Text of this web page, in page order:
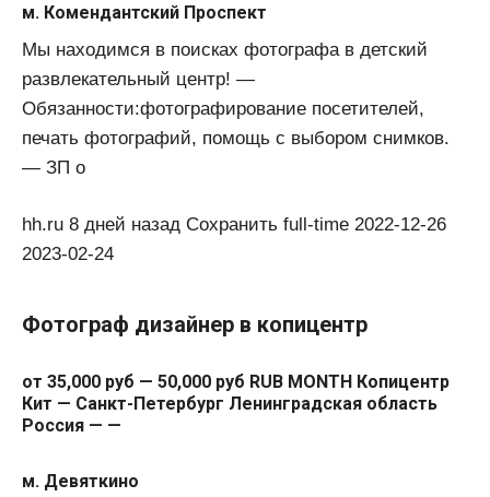
м. Комендантский Проспект
Мы находимся в поисках фотографа в детский
развлекательный центр! —
Обязанности:фотографирование посетителей,
печать фотографий, помощь с выбором снимков.
— ЗП о
hh.ru 8 дней назад Сохранить full-time 2022-12-26
2023-02-24
Фотограф дизайнер в копицентр
от 35,000 руб — 50,000 руб RUB MONTH Копицентр
Кит — Санкт-Петербург Ленинградская область
Россия — —
м. Девяткино